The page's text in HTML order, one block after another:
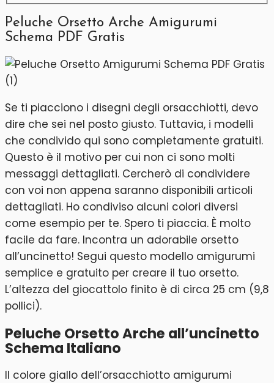
Peluche Orsetto Arche Amigurumi
Schema PDF Gratis
Se ti piacciono i disegni degli orsacchiotti, devo
dire che sei nel posto giusto. Tuttavia, i modelli
che condivido qui sono completamente gratuiti.
Questo è il motivo per cui non ci sono molti
messaggi dettagliati. Cercherò di condividere
con voi non appena saranno disponibili articoli
dettagliati. Ho condiviso alcuni colori diversi
come esempio per te. Spero ti piaccia. È molto
facile da fare. Incontra un adorabile orsetto
all’uncinetto! Segui questo modello amigurumi
semplice e gratuito per creare il tuo orsetto.
L’altezza del giocattolo finito è di circa 25 cm (9,8
pollici).
Peluche Orsetto Arche all’uncinetto
Schema Italiano
Il colore giallo dell’orsacchiotto amigurumi